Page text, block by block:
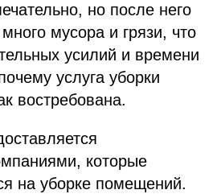
но после него
мусора и грязи, что
усилий и времени
услуга уборки
востребована.
которые
на уборке помещений.